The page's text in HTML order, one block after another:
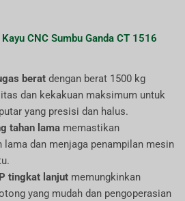
CNC Sumbu Ganda CT 1516
beratdengan berat 1500 kg
dan kekakuan maksimum untuk
yang presisi dan halus.
tahan lamamemastikan
lama dan menjaga penampilan mesin
tingkat lanjutmemungkinkan
yang mudah dan pengoperasian